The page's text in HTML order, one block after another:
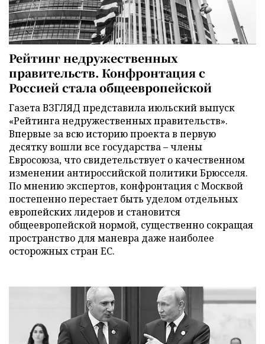
Рейтинг недружественных
правительств. Конфронтация с
Россией стала общеевропейской
Газета ВЗГЛЯД представила июльский выпуск
«Рейтинга недружественных правительств».
Впервые за всю историю проекта в первую
десятку вошли все государства – члены
Евросоюза, что свидетельствует о качественном
изменении антироссийской политики Брюсселя.
По мнению экспертов, конфронтация с Москвой
постепенно перестает быть уделом отдельных
европейских лидеров и становится
общеевропейской нормой, существенно сокращая
пространство для маневра даже наиболее
осторожных стран ЕС.